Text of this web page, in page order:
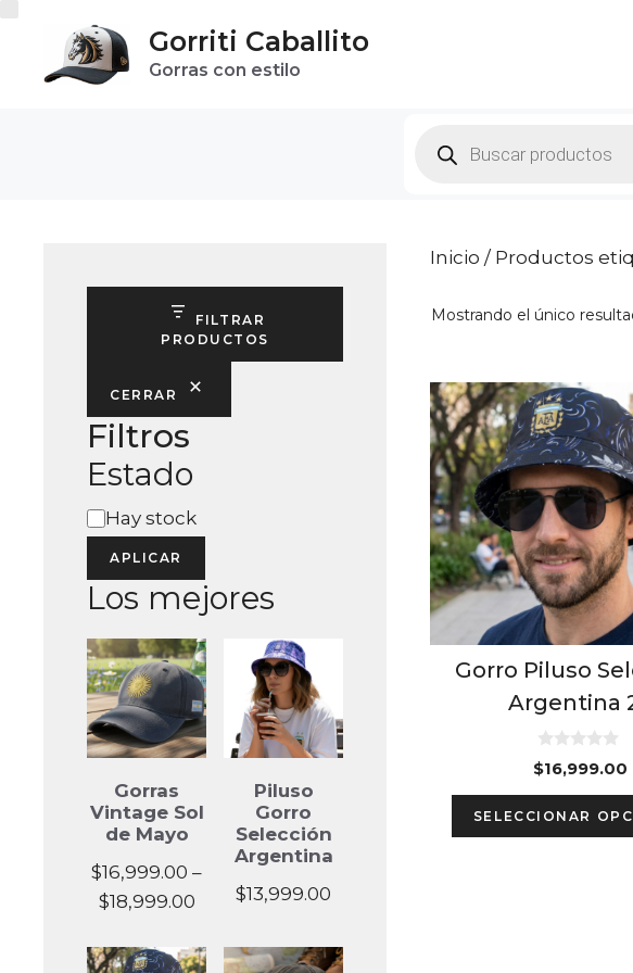
contenido
Gorriti Caballito
Gorras con estilo
search
Inicio / Productos
Mostrando el único
Gorro Piluso
Argentina
0
d
$16,999.00
SELECCIONAR
FILTRAR
PRODUCTOS
CERRAR
Filtros
Estado
Estado
Hay stock
APLICAR
Los mejores
Gorras
Vintage Sol
de Mayo
$16,999.00 –
$18,999.00Price
$16,999.00
Piluso
Gorro
Selección
Argentina
$13,999.00